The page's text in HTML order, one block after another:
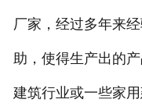
厂家，经过多年来
助，使得生产出的
建筑行业或一些家用